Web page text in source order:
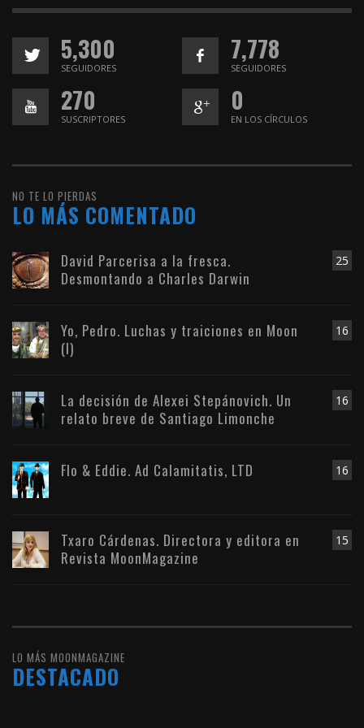
5,300
SEGUIDORES
7,778
SEGUIDORES
270
SUSCRIPTORES
0
EN LOS CÍRCULOS
NO TE LO PIERDAS
LO MÁS COMENTADO
25
David Parcerisa a la fresca.
Desmontando a Charles Darwin
16
Yo, Pedro. Luchas y traiciones en Moon
(I)
16
La decisión de Alexei Stepánovich. Un
relato breve de Santiago Limonche
16
Flo & Eddie. Ad Calamitatis, LTD
15
Txaro Cárdenas. Directora y editora en
Revista MoonMagazine
LO MÁS MOONMAGAZINE
DESTACADO